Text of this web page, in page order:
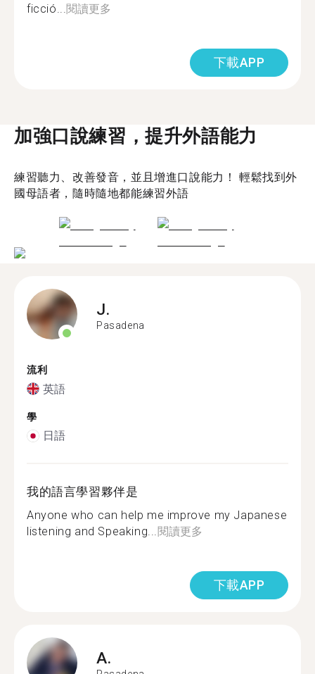
ficció... 閱讀更多
下載APP
加強口說練習，提升外語能力
練習聽力、改善發音，並且增進口說能力！ 輕鬆找到外
國母語者，隨時隨地都能練習外語
J.
Pasadena
流利
英語
學
日語
我的語言學習夥伴是
Anyone who can help me improve my Japanese
listening and Speaking...閱讀更多
下載APP
A.